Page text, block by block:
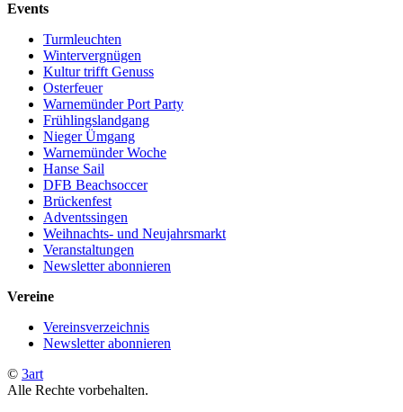
Events
Turmleuchten
Wintervergnügen
Kultur trifft Genuss
Osterfeuer
Warnemünder Port Party
Frühlingslandgang
Nieger Ümgang
Warnemünder Woche
Hanse Sail
DFB Beachsoccer
Brückenfest
Adventssingen
Weihnachts- und Neujahrsmarkt
Veranstaltungen
Newsletter abonnieren
Vereine
Vereinsverzeichnis
Newsletter abonnieren
© 3art
Alle Rechte vorbehalten.